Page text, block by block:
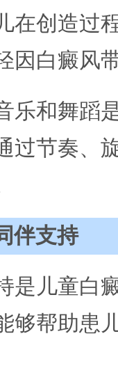
在创造过
因白癜风
乐和舞蹈
过节奏、
伴支持
是儿童白
够帮助患